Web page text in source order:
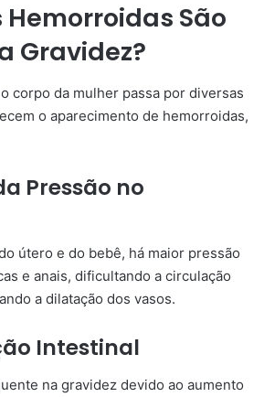
Hemorroidas São
Gravidez?
corpo da mulher passa por diversas
o aparecimento de hemorroidas,
Pressão no
útero e do bebê, há maior pressão
e anais, dificultando a circulação
a dilatação dos vasos.
Intestinal
na gravidez devido ao aumento